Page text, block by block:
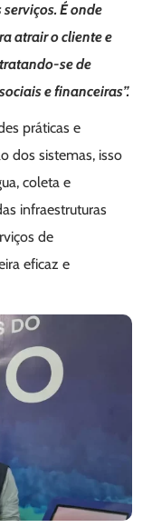
É onde
atrair o cliente e
se de
e financeiras”.
práticas e
dos sistemas, isso
coleta e
infraestruturas
de
eficaz e